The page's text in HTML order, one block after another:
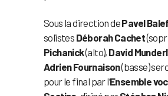
Sous la direction dePavel
solistes Déborah Cachet
Pichanick(alto), David
Adrien Fournaison(basse)
pour le final par l’Ensemble